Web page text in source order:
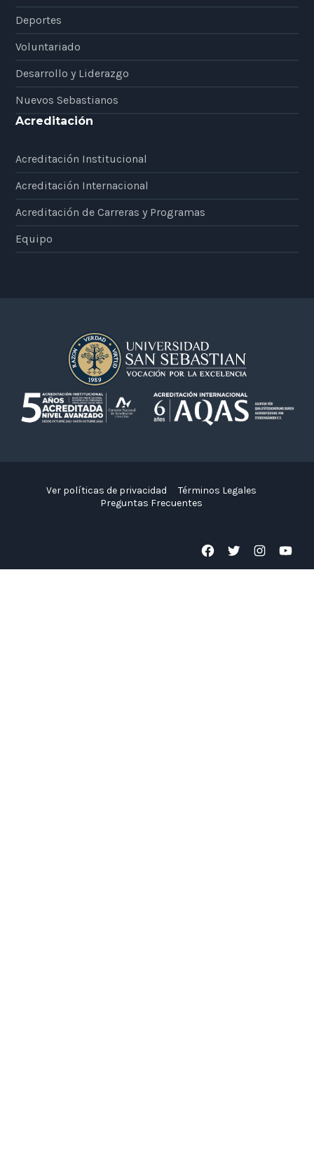
Deportes
Voluntariado
Desarrollo y Liderazgo
Nuevos Sebastianos
Acreditación
Acreditación Institucional
Acreditación Internacional
Acreditación de Carreras y Programas
Equipo
Ver políticas de privacidad
Términos Legales
Preguntas Frecuentes
Facebook Twitter Instagram YouTube